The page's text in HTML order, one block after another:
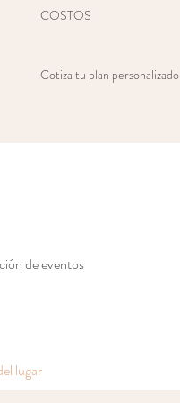
COSTOS
Cotiza tu plan personalizado
de eventos
lugar